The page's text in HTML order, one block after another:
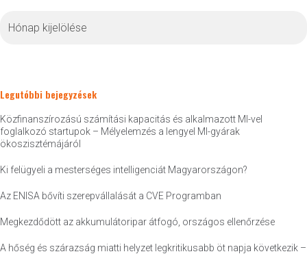
Legutóbbi bejegyzések
Közfinanszírozású számítási kapacitás és alkalmazott MI-vel
foglalkozó startupok – Mélyelemzés a lengyel MI-gyárak
ökoszisztémájáról
Ki felügyeli a mesterséges intelligenciát Magyarországon?
Az ENISA bővíti szerepvállalását a CVE Programban
Megkezdődött az akkumulátoripar átfogó, országos ellenőrzése
A hőség és szárazság miatti helyzet legkritikusabb öt napja következik –